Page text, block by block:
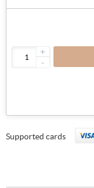
+
-
Supported cards